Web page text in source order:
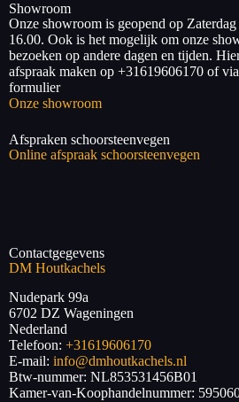
Showroom
Onze showroom is geopend op
16.00. Ook is het mogelijk om onze
bezoeken op andere dagen en tijden.
afspraak maken op +31619606170 of
formulier
Onze showroom
Afspraken schoorsteenvegen
Online afspraak schoorsteenvegen
Contactgegevens
DM Houtkachels
Nudepark 99a
6702 DZ Wageningen
Nederland
Telefoon: +31619606170
E-mail: info@dmhoutkachels.nl
Btw-nummer: NL853531456B01
Kamer-van-Koophandelnummer: